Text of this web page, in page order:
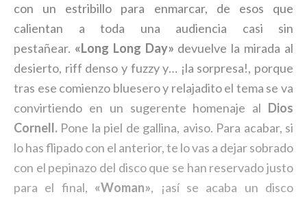
con un estribillo para enmarcar, de esos que
calientan a toda una audiencia casi sin
pestañear. «Long Long Day» devuelve la mirada al
desierto, riff denso y fuzzy y… ¡la sorpresa!, porque
tras ese comienzo bluesero y relajadito el tema se va
convirtiendo en un sugerente homenaje al Dios
Cornell. Pone la piel de gallina, aviso. Para acabar, si
lo has flipado con el anterior, te lo vas a dejar sobrado
con el pepinazo del disco que se han reservado justo
para el final, «Woman», ¡así se acaba un disco